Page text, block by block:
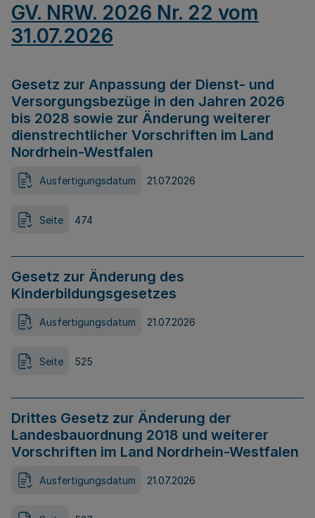
GV. NRW. 2026 Nr. 22 vom
31.07.2026
Gesetz zur Anpassung der Dienst- und
Versorgungsbezüge in den Jahren 2026
bis 2028 sowie zur Änderung weiterer
dienstrechtlicher Vorschriften im Land
Nordrhein-Westfalen
Ausfertigungsdatum 21.07.2026
Seite 474
Gesetz zur Änderung des
Kinderbildungsgesetzes
Ausfertigungsdatum 21.07.2026
Seite 525
Drittes Gesetz zur Änderung der
Landesbauordnung 2018 und weiterer
Vorschriften im Land Nordrhein-Westfalen
Ausfertigungsdatum 21.07.2026